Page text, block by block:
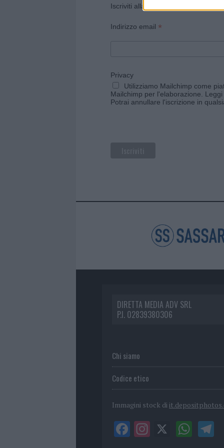
Iscriviti alla newsletter di Gallura
Indirizzo email *
Privacy
Utilizziamo Mailchimp come
Mailchimp per l'elaborazione.
Potrai annullare l'iscrizione in
DIRETTA MEDIA ADV SRL
P.I. 02839380306
Chi siamo
Codice etico
Immagini stock di